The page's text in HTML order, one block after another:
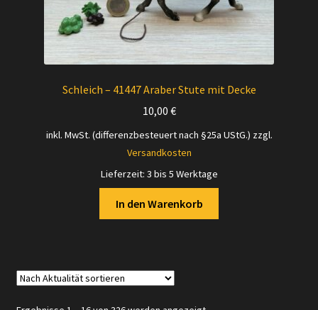
Schleich – 41447 Araber Stute mit Decke
10,00 €
inkl. MwSt. (differenzbesteuert nach §25a UStG.) zzgl.
Versandkosten
Lieferzeit: 3 bis 5 Werktage
In den Warenkorb